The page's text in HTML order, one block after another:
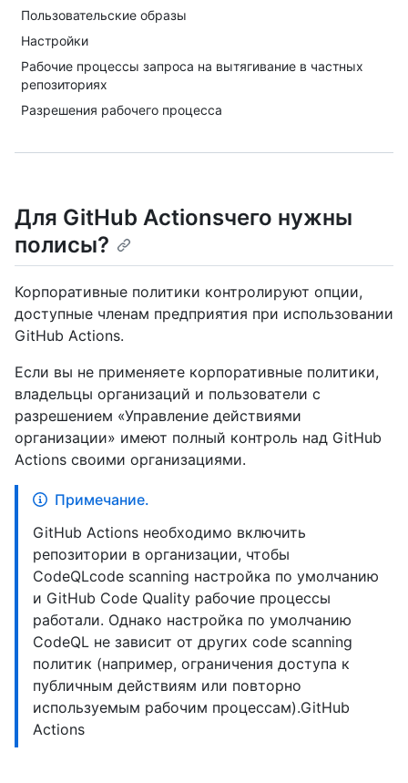
Пользовательские образы
Настройки
Рабочие процессы запроса на вытягивание в частных
репозиториях
Разрешения рабочего процесса
Для GitHub Actionsчего нужны
полисы?
Корпоративные политики контролируют опции,
доступные членам предприятия при использовании
GitHub Actions.
Если вы не применяете корпоративные политики,
владельцы организаций и пользователи с
разрешением «Управление действиями
организации» имеют полный контроль над GitHub
Actions своими организациями.
Примечание.
GitHub Actions необходимо включить
репозитории в организации, чтобы
CodeQLcode scanning настройка по умолчанию
и GitHub Code Quality рабочие процессы
работали. Однако настройка по умолчанию
CodeQL не зависит от других code scanning
политик (например, ограничения доступа к
публичным действиям или повторно
используемым рабочим процессам).GitHub
Actions